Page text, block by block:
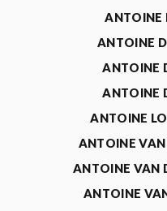
ANTOINE
ANTOINE
ANTOINE
ANTOINE
ANTOINE
ANTOINE VAN
ANTOINE VAN
ANTOINE